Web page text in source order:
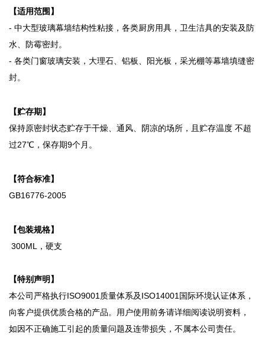
【适用范围】
- 中大型玻璃幕墙结构性粘接，各类厨房用具，卫生洁具的安装及防
水、防霉密封。
- 各类门窗玻璃安装，大理石、铝板、阳光板，采光棚等幕墙填缝密
封。
【贮存期】
保持原密封状态贮存于干燥、通风、阴凉的场所，且贮存温度 不超
过27℃，保存期9个月。
【符合标准】
GB16776-2005
【包装规格】
300ML，硬支
【特别声明】
本公司严格执行ISO9001质量体系及ISO14001国际环境认证体系，
向客户提供优质合格的产品。用户使用前务请详细阅读说明资料，
如因不正确施工引起的质量问题及连带损失，不属本公司责任。